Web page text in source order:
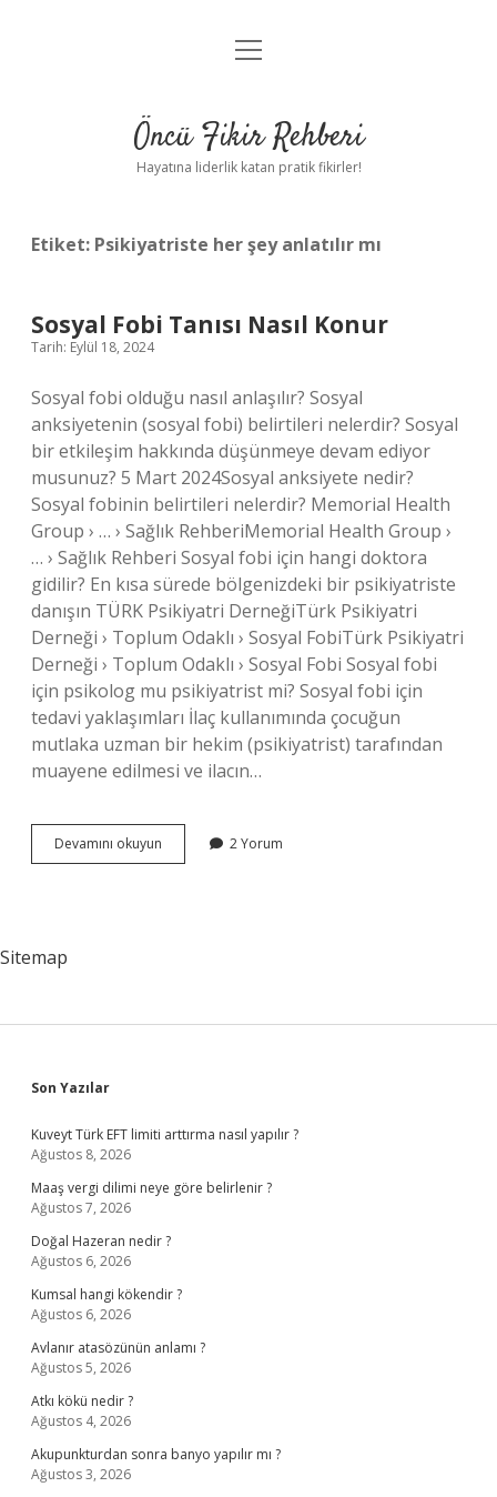
Anasayfa
Yasal Uyarı
menüyü
Öncü Fikir Rehberi
Hayatına liderlik katan pratik fikirler!
Etiket: Psikiyatriste her şey anlatılır mı
Sosyal Fobi Tanısı Nasıl Konur
Tarih: Eylül 18, 2024
Sosyal fobi olduğu nasıl anlaşılır? Sosyal
anksiyetenin (sosyal fobi) belirtileri nelerdir? Sosyal
bir etkileşim hakkında düşünmeye devam ediyor
musunuz? 5 Mart 2024Sosyal anksiyete nedir?
Sosyal fobinin belirtileri nelerdir? Memorial Health
Group › … › Sağlık RehberiMemorial Health Group ›
… › Sağlık Rehberi Sosyal fobi için hangi doktora
gidilir? En kısa sürede bölgenizdeki bir psikiyatriste
danışın TÜRK Psikiyatri DerneğiTürk Psikiyatri
Derneği › Toplum Odaklı › Sosyal FobiTürk Psikiyatri
Derneği › Toplum Odaklı › Sosyal Fobi Sosyal fobi
için psikolog mu psikiyatrist mi? Sosyal fobi için
tedavi yaklaşımları İlaç kullanımında çocuğun
mutlaka uzman bir hekim (psikiyatrist) tarafından
muayene edilmesi ve ilacın…
Devamını okuyun
Fobi
2 Yorum
Sitemap
Sidebar
Son Yazılar
Kuveyt Türk EFT limiti arttırma nasıl yapılır ?
Ağustos 8, 2026
Maaş vergi dilimi neye göre belirlenir ?
Ağustos 7, 2026
Doğal Hazeran nedir ?
Ağustos 6, 2026
Kumsal hangi kökendir ?
Ağustos 6, 2026
Avlanır atasözünün anlamı ?
Ağustos 5, 2026
Atkı kökü nedir ?
Ağustos 4, 2026
Akupunkturdan sonra banyo yapılır mı ?
Ağustos 3, 2026